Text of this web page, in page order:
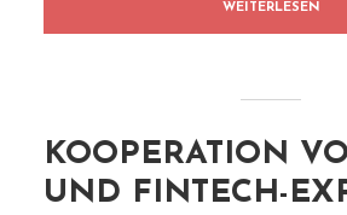
WEITERLESEN
KOOPERATION
UND FINTECH-